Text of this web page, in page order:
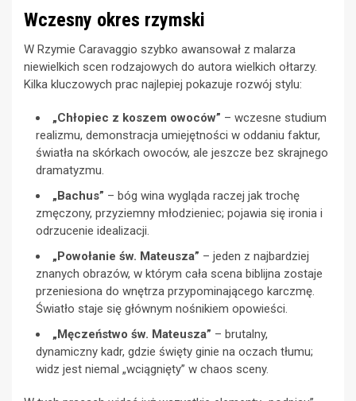
Wczesny okres rzymski
W Rzymie Caravaggio szybko awansował z malarza
niewielkich scen rodzajowych do autora wielkich ołtarzy.
Kilka kluczowych prac najlepiej pokazuje rozwój stylu:
„Chłopiec z koszem owoców” – wczesne studium
realizmu, demonstracja umiejętności w oddaniu faktur,
światła na skórkach owoców, ale jeszcze bez skrajnego
dramatyzmu.
„Bachus” – bóg wina wygląda raczej jak trochę
zmęczony, przyziemny młodzieniec; pojawia się ironia i
odrzucenie idealizacji.
„Powołanie św. Mateusza” – jeden z najbardziej
znanych obrazów, w którym cała scena biblijna zostaje
przeniesiona do wnętrza przypominającego karczmę.
Światło staje się głównym nośnikiem opowieści.
„Męczeństwo św. Mateusza” – brutalny,
dynamiczny kadr, gdzie święty ginie na oczach tłumu;
widz jest niemal „wciągnięty” w chaos sceny.